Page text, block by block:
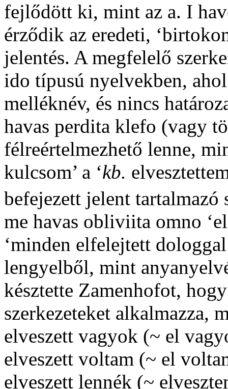
fejlődött ki, mint az a. I
érződik az eredeti,
jelentés. A megfelelő
ido típusú nyelvekben,
melléknév, és nincs
havas perdita klefo (vagy
félreértelmezhető lenne,
kulcsom’ a ‘kb.
befejezett jelent tartalmazó
me havas obliviita omno
‘minden elfelejtett
lengyelből, mint
késztette Zamenhofot,
szerkezeteket alkalmazza,
elveszett vagyok (~ el
elveszett voltam (~ el
elveszett lennék (~